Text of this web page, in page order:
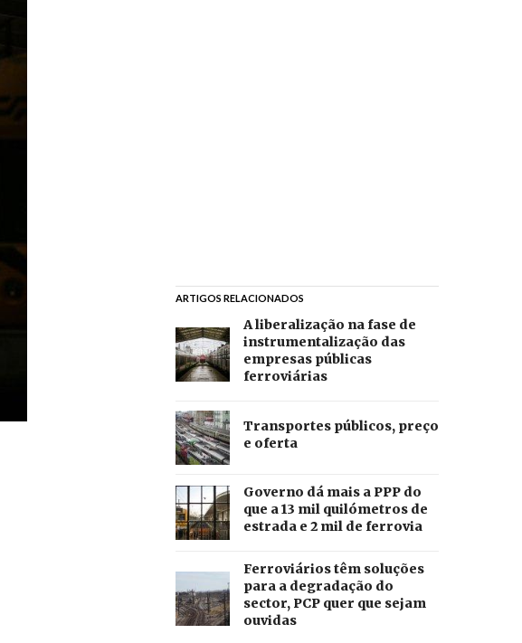
ARTIGOS RELACIONADOS
A liberalização na fase de
instrumentalização das
empresas públicas
ferroviárias
Transportes públicos, preço
e oferta
Governo dá mais a PPP do
que a 13 mil quilómetros de
estrada e 2 mil de ferrovia
Ferroviários têm soluções
para a degradação do
sector, PCP quer que sejam
ouvidas